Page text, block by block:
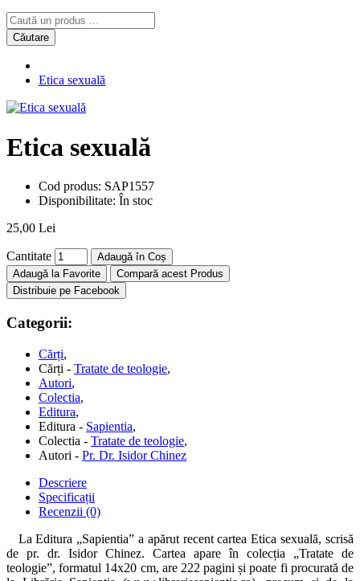
Căutare
Etica sexuală
Etica sexuală
Cod produs: SAP1557
Disponibilitate: În stoc
25,00 Lei
Cantitate
Adaugă în Coș
Adaugă la Favorite
Compară acest Produs
Distribuie pe Facebook
Categorii:
Cărți,
Cărți - Tratate de teologie,
Autori,
Colectia,
Editura,
Editura - Sapientia,
Colectia - Tratate de teologie,
Autori - Pr. Dr. Isidor Chinez
Descriere
Specificații
Recenzii (0)
La Editura „Sapientia” a apărut recent cartea Etica sexuală, scrisă
de pr. dr. Isidor Chinez. Cartea apare în colecția „Tratate de
teologie”, formatul 14x20 cm, are 222 pagini și poate fi procurată de